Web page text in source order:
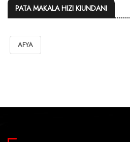
PATA MAKALA HIZI KIUNDANI
AFYA